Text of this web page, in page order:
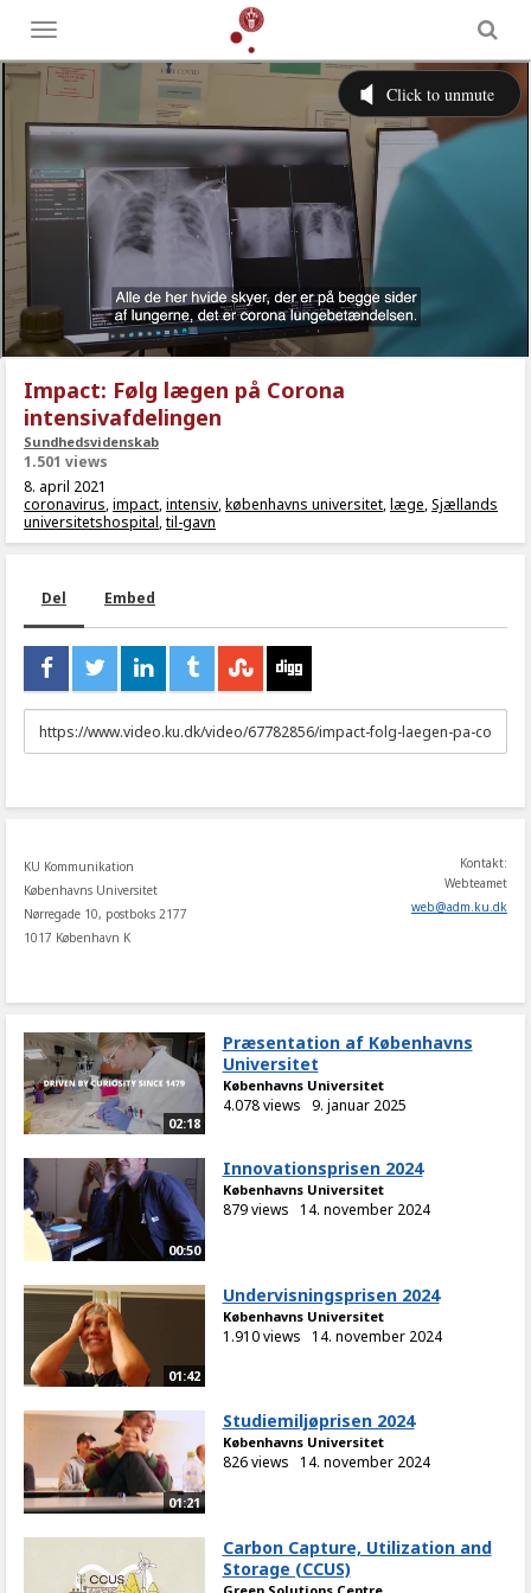
Toggle
menu
Impact: Følg lægen på Corona
intensivafdelingen
Sundhedsvidenskab
1.501 views
8. april 2021
coronavirus,impact,intensiv,københavns universitet,læge,Sjællands
universitetshospital,til-gavn
Del Embed
URL
to
KU Kommunikation
Københavns Universitet
Nørregade 10, postboks 2177
1017 København K
Kontakt:
Webteamet
web@adm.ku.dk
02:18
Præsentation af Københavns
Universitet
Københavns Universitet
4.078 views 9. januar 2025
00:50
Innovationsprisen 2024
Københavns Universitet
879 views 14. november 2024
01:42
Undervisningsprisen 2024
Københavns Universitet
1.910 views 14. november 2024
01:21
Studiemiljøprisen 2024
Københavns Universitet
826 views 14. november 2024
Carbon Capture, Utilization and
Storage (CCUS)